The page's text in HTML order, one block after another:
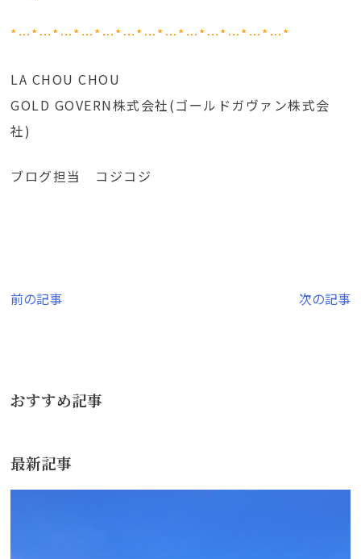
*…*…*…*…*…*…*…*…*…*…*…*…*…*
LA CHOU CHOU
GOLD GOVERN株式会社(ゴールドガヴァン株式会
社)
ブログ担当 コジコジ
投
ビ
シ
前の記事 次の記事
おすすめ記事
最新記事